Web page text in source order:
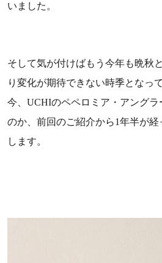
いました。
そして気が付けばもう今年も晩秋
り変化が期待できない時季となっ
今、UCHIのペペロミア・アング
のか、前回のご紹介から1年半が
します。